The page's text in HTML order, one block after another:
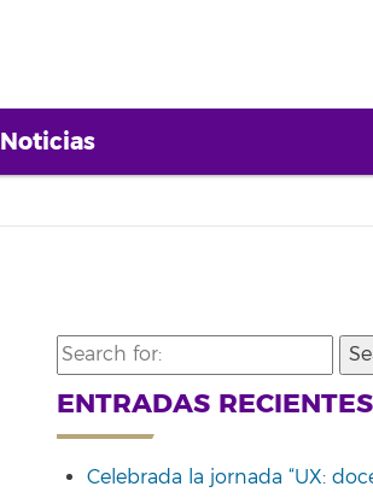
Noticias
Search
for:
ENTRADAS RECIENTES
Celebrada la jornada “UX: